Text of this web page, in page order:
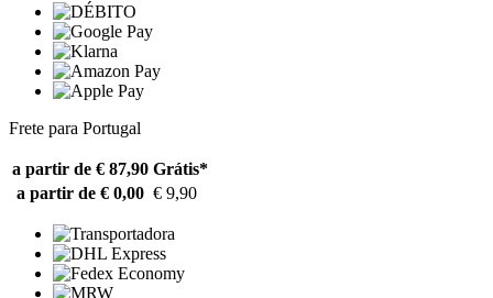
Frete para Portugal
a partir de € 87,90 Grátis*
a partir de € 0,00 € 9,90